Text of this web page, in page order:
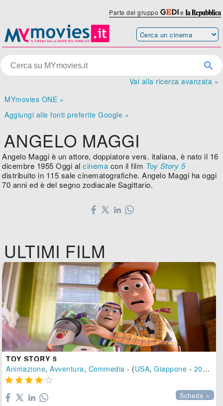
Parte del gruppo e
Vai alla ricerca avanzata »
MYmovies ONE »
Aggiungi alle fonti preferite Google »
ANGELO MAGGI
Angelo Maggi è un attore, doppiatore vers. italiana, è nato il 16
dicembre 1955 Oggi alcinema con il film Toy Story 5
distribuito in 115 sale cinematografiche. Angelo Maggi ha oggi
70 anni ed è del segno zodiacale Sagittario.
ULTIMI FILM
TOY STORY 5
Animazione,Avventura, Commedia - (USA,Giappone - 2026
    
Scheda »